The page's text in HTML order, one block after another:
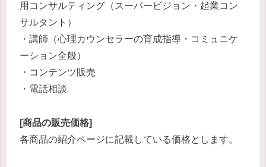
用コンサルティング（スーパービジョン・起業コン
サルタント）
・講師（心理カウンセラーの育成指導・コミュニケ
ーション全般）
・コンテンツ販売
・電話相談
[商品の販売価格]
各商品の紹介ページに記載している価格とします。